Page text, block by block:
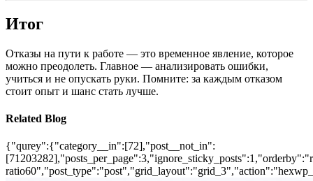
Итог
Отказы на пути к работе — это временное явление, которое
можно преодолеть. Главное — анализировать ошибки,
учиться и не опускать руки. Помните: за каждым отказом
стоит опыт и шанс стать лучше.
Related Blog
{"qurey":{"category__in":[72],"post__not_in":